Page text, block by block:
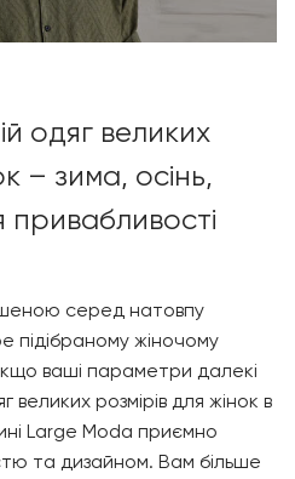
одяг великих
– зима, осінь,
привабливості
серед натовпу
підібраному жіночому
ваші параметри далекі
великих розмірів для жінок в
Large Moda приємно
та дизайном. Вам більше